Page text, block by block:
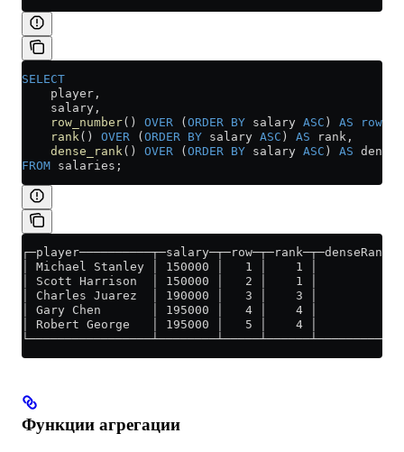
SELECT
    player,
    salary,
    row_number
() OVER ( ORDER BY salary ASC ) AS row
    rank
() OVER ( ORDER BY salary ASC ) AS rank,
    dense_rank
() OVER ( ORDER BY salary ASC ) AS
FROM salaries;
┌─player──────────┬─salary─┬─row─┬─rank─┬─denseRank─┐
│ Michael Stanley │ 150000 │   1 │    1 │         1 │
│ Scott Harrison  │ 150000 │   2 │    1 │         1 │
│ Charles Juarez  │ 190000 │   3 │    3 │         2 │
│ Gary Chen       │ 195000 │   4 │    4 │         3 │
│ Robert George   │ 195000 │   5 │    4 │         3 │
└─────────────────┴────────┴─────┴──────┴───────────┘
Функции агрегации